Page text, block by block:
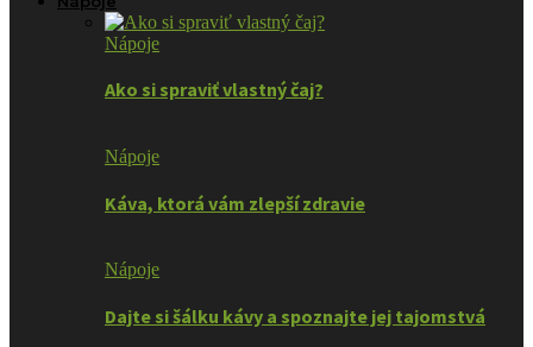
Nápoje
Ako si spraviť vlastný čaj?
Nápoje
Káva, ktorá vám zlepší zdravie
Nápoje
Dajte si šálku kávy a spoznajte jej tajomstvá